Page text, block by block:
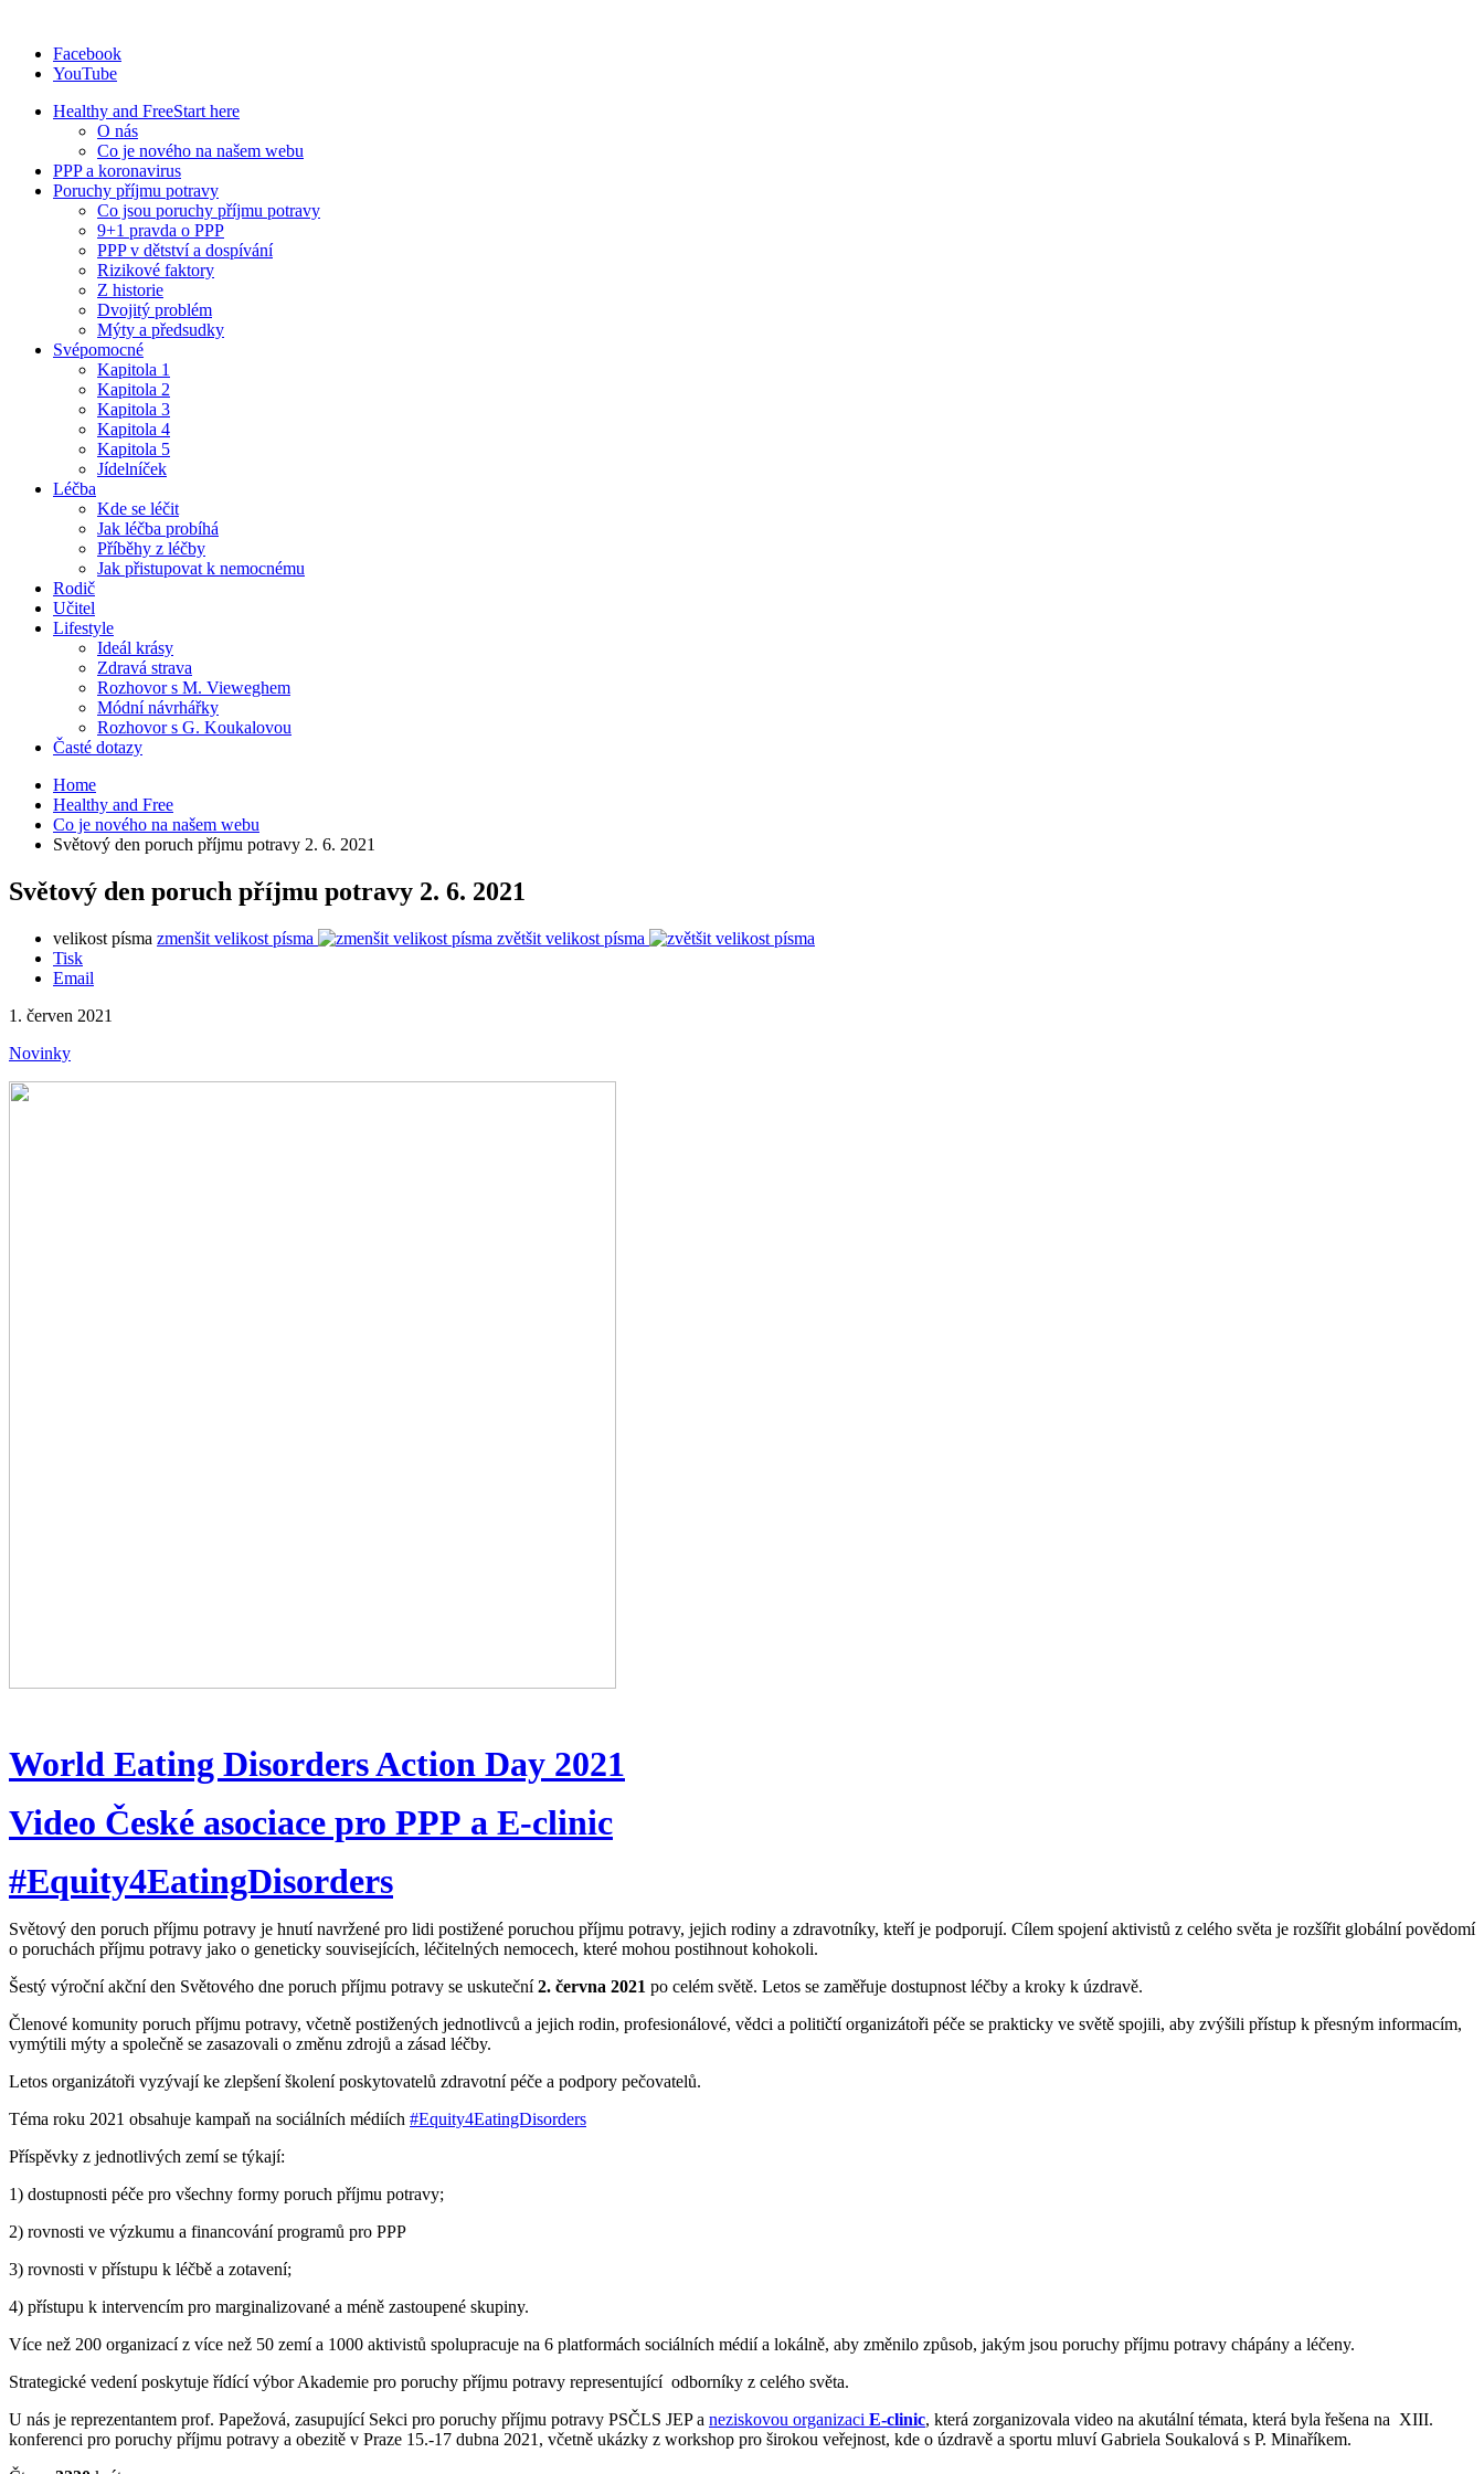
Facebook
YouTube
Healthy and FreeStart here
O nás
Co je nového na našem webu
PPP a koronavirus
Poruchy příjmu potravy
Co jsou poruchy příjmu potravy
9+1 pravda o PPP
PPP v dětství a dospívání
Rizikové faktory
Z historie
Dvojitý problém
Mýty a předsudky
Svépomocné
Kapitola 1
Kapitola 2
Kapitola 3
Kapitola 4
Kapitola 5
Jídelníček
Léčba
Kde se léčit
Jak léčba probíhá
Příběhy z léčby
Jak přistupovat k nemocnému
Rodič
Učitel
Lifestyle
Ideál krásy
Zdravá strava
Rozhovor s M. Vieweghem
Módní návrhářky
Rozhovor s G. Koukalovou
Časté dotazy
Home
Healthy and Free
Co je nového na našem webu
Světový den poruch příjmu potravy 2. 6. 2021
Světový den poruch příjmu potravy 2. 6. 2021
velikost písma zmenšit velikost písma
zvětšit velikost písma
Tisk
Email
1. červen 2021
Novinky
World Eating Disorders Action Day 2021
Video České asociace pro PPP a E-clinic
#Equity4EatingDisorders
Světový den poruch příjmu potravy je hnutí navržené pro lidi postižené poruchou příjmu potravy, jejich rodiny a zdravotníky, kteří je podporují. Cílem spojení aktivistů z celého světa je rozšířit globální povědomí
o poruchách příjmu potravy jako o geneticky souvisejících, léčitelných nemocech, které mohou postihnout kohokoli.
Šestý výroční akční den Světového dne poruch příjmu potravy se uskuteční2. června 2021 po celém světě. Letos se zaměřuje dostupnost léčby a kroky k úzdravě.
Členové komunity poruch příjmu potravy, včetně postižených jednotlivců a jejich rodin, profesionálové, vědci a političtí organizátoři péče se prakticky ve světě spojili, aby zvýšili přístup k přesným informacím,
vymýtili mýty a společně se zasazovali o změnu zdrojů a zásad léčby.
Letos organizátoři vyzývají ke zlepšení školení poskytovatelů zdravotní péče a podpory pečovatelů.
Téma roku 2021 obsahuje kampaň na sociálních médiích #Equity4EatingDisorders
Příspěvky z jednotlivých zemí se týkají:
1) dostupnosti péče pro všechny formy poruch příjmu potravy;
2) rovnosti ve výzkumu a financování programů pro PPP
3) rovnosti v přístupu k léčbě a zotavení;
4) přístupu k intervencím pro marginalizované a méně zastoupené skupiny.
Více než 200 organizací z více než 50 zemí a 1000 aktivistů spolupracuje na 6 platformách sociálních médií a lokálně, aby změnilo způsob, jakým jsou poruchy příjmu potravy chápány a léčeny.
Strategické vedení poskytuje řídící výbor Akademie pro poruchy příjmu potravy representující odborníky z celého světa.
U nás je reprezentantem prof. Papežová, zasupující Sekci pro poruchy příjmu potravy PSČLS JEP a neziskovou organizaci E-clinic, která zorganizovala video na akutální témata, která byla řešena na XIII.
konferenci pro poruchy příjmu potravy a obezitě v Praze 15.-17 dubna 2021, včetně ukázky z workshop pro širokou veřejnost, kde o úzdravě a sportu mluví Gabriela Soukalová s P. Minaříkem.